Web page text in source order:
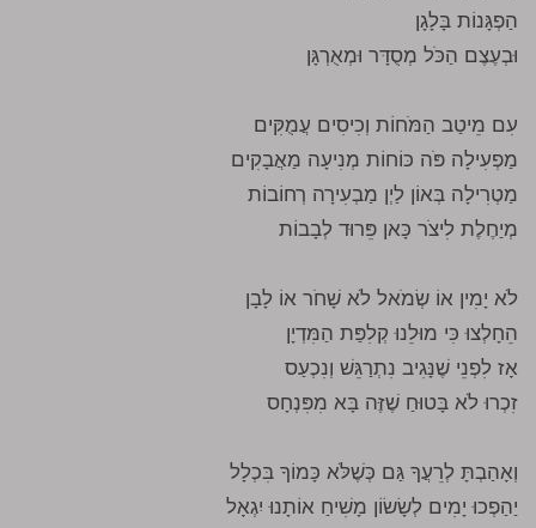
הַפְגָּנוֹת בָּלָגָן
וּבְעֶצֶם הַכֹּל מְסֻדָּר וּמְאֻרְגָּן
עִם מֵיטַב הַמֹּחוֹת וְכִיסִים עֲמֻקִּים
מַפְעִילָה פֹּה כּוֹחוֹת מְנִיעָה מַאֲבָקִים
מַטְרִילָה בְּאוֹן לַיְן מַבְעִירָה רְחוֹבוֹת
מְיַחֶלֶת לִיצֹר כָּאן פֵּרוּד לְבָבוֹת
לֹא יָמִין אוֹ שְׂמֹאל לֹא שָׁחֹר אוֹ לָבָן
הֵחָלְצוּ כִּי מוּלֵנוּ קְלִפַּת הַמִּדְיָן
אָז לִפְנֵי שֶׁנָּגִיב נִתְרַגֵּשׁ וְנִכְעַס
זִכְרוּ לֹא בָּטוּחַ שֶׁזֶּה בָּא מִפִּנְחָס
וְאָהַבְתָּ לְרֵעֲךָ גַּם כְּשֶׁלֹּא כָּמוֹךָ בִּכְלָל
יַהַפְכוּ יָמִים לְשָׂשׂוֹן מָשִׁיחַ אוֹתָנוּ יִגְאָל